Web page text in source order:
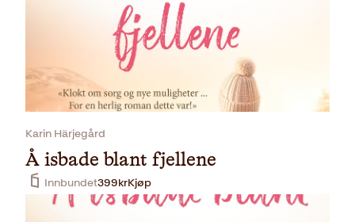
Karin Härjegård
Å isbade blant fjellene
Innbundet399krKjøp